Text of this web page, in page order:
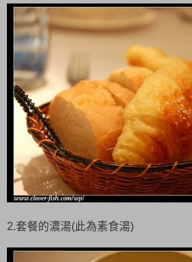
2.套餐的濃湯(此為素食湯)